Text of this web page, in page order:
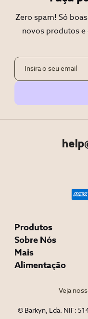
Zero spam! Só
novos produtos e
Produtos
Sobre Nós
Mais
Alimentação
Veja
© Barkyn, Lda. NIF: